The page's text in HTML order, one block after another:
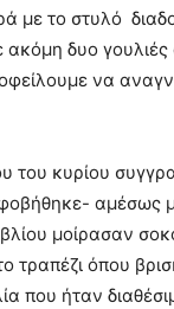
με το στυλό
ακόμη δυο
να
του κυρίου
φοβήθηκε-
μοίρασαν
όπου
που ήταν